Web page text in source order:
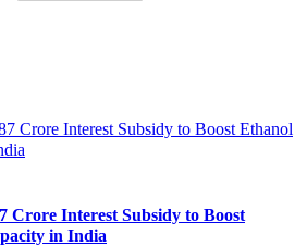
Crore Interest Subsidy to Boost
in India